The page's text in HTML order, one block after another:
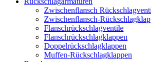
Zwischenflansch
Zwischenflansch-
Flanschrückschlagventile
Flanschrückschlagklappen
Doppelrückschlagklappen
Muffen-Rückschlagklappen